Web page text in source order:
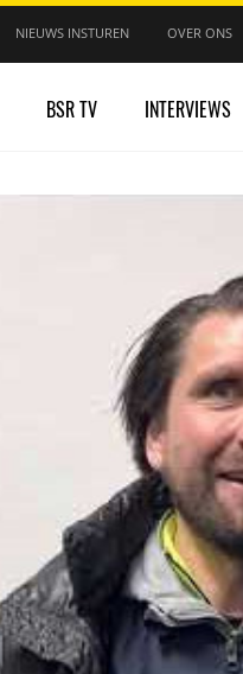
NIEUWS INSTUREN OVER ONS
BSR TV INTERVIEWS